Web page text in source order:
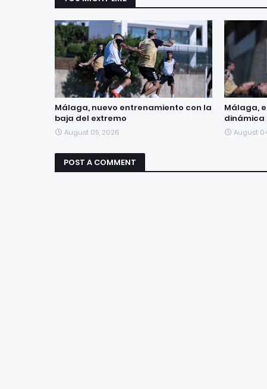
Málaga, nuevo entrenamiento con la
baja del extremo
August 05, 2026
Málaga,
dinámica
August
POST A COMMENT